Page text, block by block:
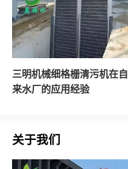
三明机械细格栅清污机在自
来水厂的应用经验
关于我们